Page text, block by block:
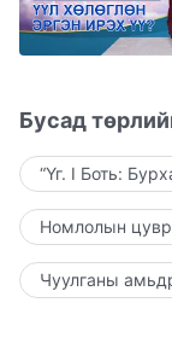
Бусад
“Үг. I Боть:
Номлолын
Чуулганы